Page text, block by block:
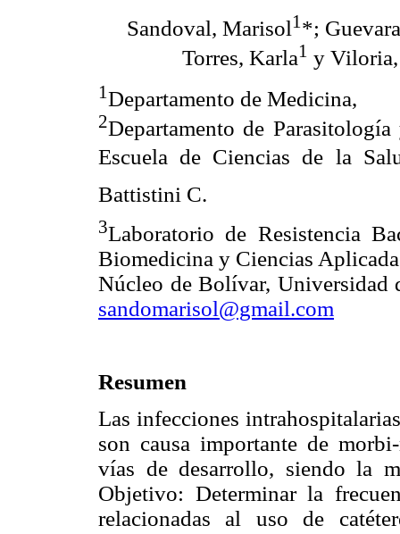
Sandoval, Marisol1 *;
Torres, Karla1 y
1Departamento de Medicina,
2Departamento de
Escuela de Ciencias de la
Battistini C.
3Laboratorio de Resistencia
Biomedicina y Ciencias
Núcleo de Bolívar,
sandomarisol@gmail.com
Resumen
Las infecciones
son causa importante de
vías de desarrollo, siendo la
Objetivo: Determinar la
relacionadas al uso de